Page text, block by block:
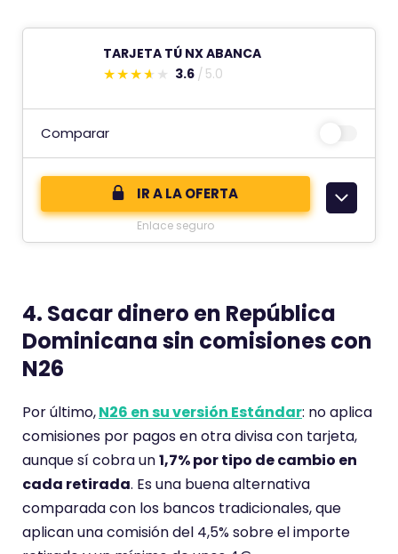
n
a
p
u
c
i
d
e
TARJETA TÚ NX ABANCA
E
s
t
e
c
a
r
t
e
n
e
u
3.6 5.0
Comparar
IR A LA OFERTA
Enlace seguro
4. Sacar dinero en República
Dominicana sin comisiones con
N26
Por último,N26 en su versión Estándar: no aplica
comisiones por pagos en otra divisa con tarjeta,
aunque sí cobra un1,7% por tipo de cambio en
cada retirada. Es una buena alternativa
comparada con los bancos tradicionales, que
aplican una comisión del 4,5% sobre el importe